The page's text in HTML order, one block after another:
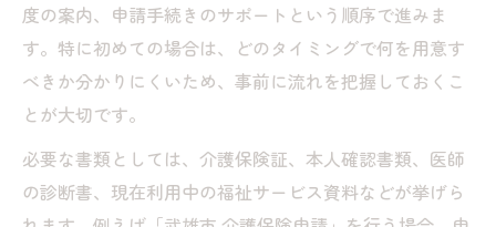
度の案内、申請手続きのサポートという順序で進みま
す。特に初めての場合は、どのタイミングで何を用意す
べきか分かりにくいため、事前に流れを把握しておくこ
とが大切です。
必要な書類としては、介護保険証、本人確認書類、医師
の診断書、現在利用中の福祉サービス資料などが挙げら